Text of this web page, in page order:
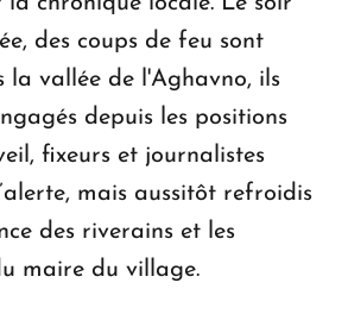
des coups de feu sont
la vallée de l'Aghavno, ils
depuis les positions
fixeurs et journalistes
mais aussitôt refroidis
des riverains et les
maire du village.